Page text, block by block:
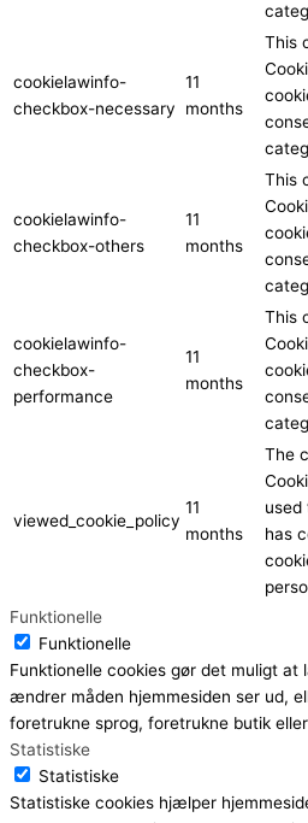
cookielawinfo-
checkbox-necessary
11
months
This
cookielawinfo-
checkbox-others
11
months
This
cookielawinfo-
checkbox-
performance
11
months
This
viewed_cookie_policy
11
months
The
used
has
Funktionelle
Funktionelle
Funktionelle cookies gør det muligt at
ændrer måden hjemmesiden ser ud,
foretrukne sprog, foretrukne butik
Statistiske
Statistiske
Statistiske cookies hjælper